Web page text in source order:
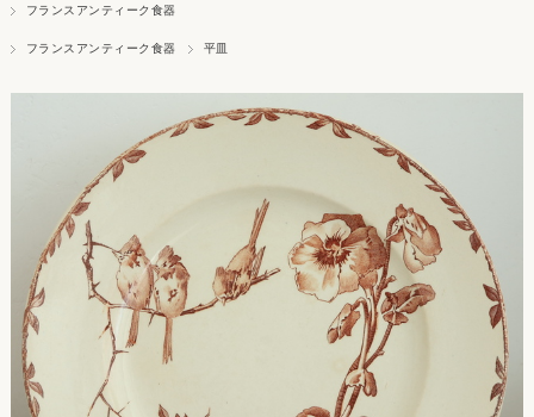
フランスアンティーク食器
フランスアンティーク食器 平皿